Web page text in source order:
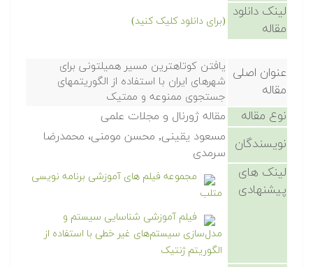
لینک دانلود
مقاله
(برای دانلود کلیک کنید)
عنوان اصلی
مقاله
يافتن کوتاهترين مسیر همیلتونی برای
شهرهای ايران با استفاده از الگوريتمهای
جستجوی ممنوعه و ممتیک
نوع مقاله مقاله ژورنال و مجلات علمی
نویسندگان
مسعود يقینی, محسن مومنی، محمدرضا
سرمدی
لینک های
پیشنهادی
مجموعه فیلم های آموزشی برنامه نویسی
متلب
فیلم آموزشی شناسایی سیستم و
مدل‌سازی سیستم‌های غیر خطی با استفاده از
الگوریتم ژنتیک